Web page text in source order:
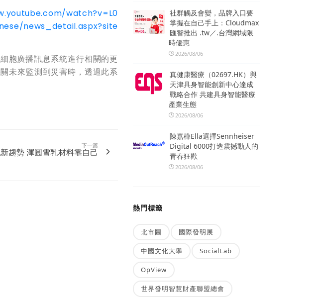
watch?v=L0
news_detail.aspx?site
廣播訊息系統進行相關的更
未來監測到災害時，透過此系
下一篇
趨勢 渾圓雪乳材料靠自己
社群觸及會變，品牌入口要
掌握在自己手上：Cloudmax
匯智推出 .tw／.台灣網域限
時優惠
2026/08/06
真健康醫療（02697.HK）與
天津具身智能創新中心達成
戰略合作 共建具身智能醫療
產業生態
2026/08/06
陳嘉樺Ella選擇Sennheiser
Digital 6000打造震撼動人的
青春狂歡
2026/08/06
熱門標籤
北市圖 國際發明展
中國文化大學 SocialLab
OpView
世界發明智慧財產聯盟總會